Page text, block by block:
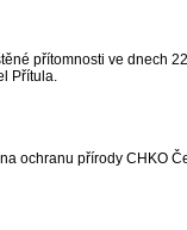
přítomnosti ve dnech
Přítula.
ochranu přírody CHKO